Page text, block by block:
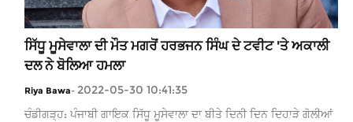
ਸਿੱਧੂ ਮੂਸੇਵਾਲਾ ਦੀ ਮੌਤ ਮਗਰੋਂ ਹਰਭਜਨ ਸਿੰਘ ਦੇ ਟਵੀਟ 'ਤੇ ਅਕਾਲੀ
ਦਲ ਨੇ ਬੋਲਿਆ ਹਮਲਾ
Riya Bawa- 2022-05-30 10:41:35
ਚੰਡੀਗੜ੍ਹ: ਪੰਜਾਬੀ ਗਾਇਕ ਸਿੱਧੂ ਮੂਸੇਵਾਲਾ ਦਾ ਬੀਤੇ ਦਿਨੀ ਦਿਨ ਦਿਹਾੜੇ ਗੋਲੀਆਂ